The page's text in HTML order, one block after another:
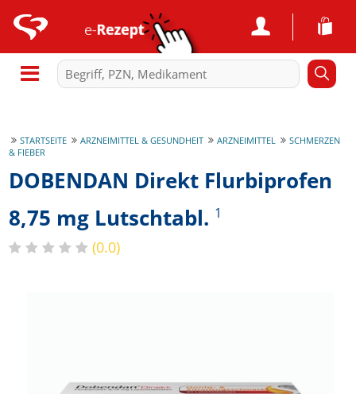
STARTSEITE ARZNEIMITTEL & GESUNDHEIT ARZNEIMITTEL
SCHMERZEN
& FIEBER
DOBENDAN Direkt Flurbiprofen
8,75 mg Lutschtabl. 1
(0.0)